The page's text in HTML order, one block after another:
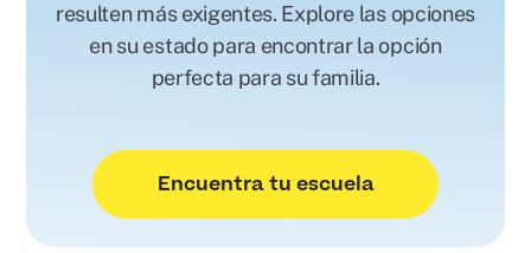
resulten más exigentes. Explore las opciones
en su estado para encontrar la opción
perfecta para su familia.
Encuentra tu escuela